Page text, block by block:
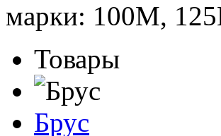
марки: 100М,
Товары
Брус